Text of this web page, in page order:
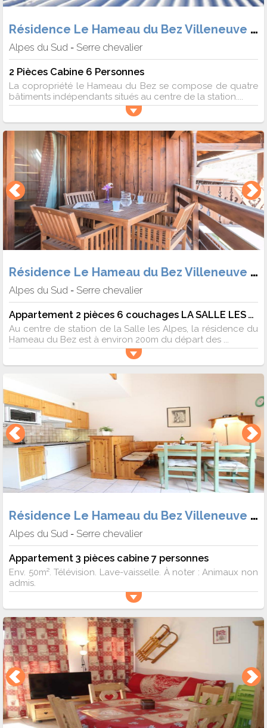
Résidence Le Hameau du Bez Villeneuve 1400
Alpes du Sud - Serre chevalier
2 Pièces Cabine 6 Personnes
La copropriété le Hameau du Bez se compose de quatre
bâtiments indépendants situés au centre de la station....
Résidence Le Hameau du Bez Villeneuve 1400
Alpes du Sud - Serre chevalier
Appartement 2 pièces 6 couchages LA SALLE LES ALPES
Au centre de station de la Salle les Alpes, la résidence du
Hameau du Bez est à environ 200m du départ des ...
Résidence Le Hameau du Bez Villeneuve 1400
Alpes du Sud - Serre chevalier
Appartement 3 pièces cabine 7 personnes
Env. 50m². Télévision. Lave-vaisselle. À noter : Animaux non
admis.